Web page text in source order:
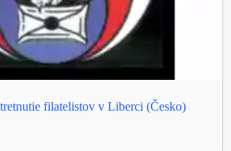
filatelistov v Liberci (Česko)